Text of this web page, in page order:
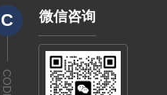
C
CODE
微信咨询